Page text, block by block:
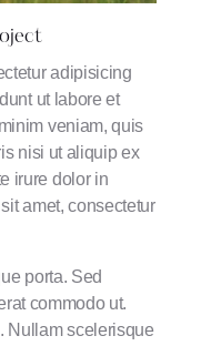
adipisicing
ut labore et
veniam, quis
nisi ut aliquip ex
irure dolor in
amet, consectetur
porta. Sed
commodo ut.
Nullam scelerisque